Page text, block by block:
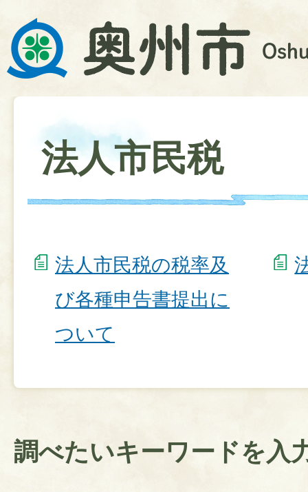
法人市民税
法人市民税の税率及
び各種申告書提出に
ついて
調べたいキーワードを入